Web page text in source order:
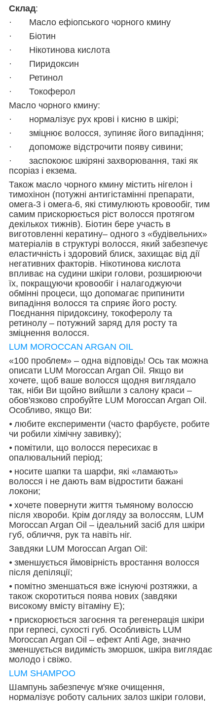
Склад:
· Масло ефіопського чорного кмину
· Біотин
· Нікотинова кислота
· Пиридоксин
· Ретинол
· Токоферол
Масло чорного кмину:
· нормалізує рух крові і кисню в шкірі;
· зміцнює волосся, зупиняє його випадіння;
· допоможе відстрочити появу сивини;
· заспокоює шкіряні захворювання, такі як
псоріаз і екзема.
Також масло чорного кмину містить нігелон і
тимохінон (потужні антигістамінні препарати,
омега-3 і омега-6, які стимулюють кровообіг, тим
самим прискорюється ріст волосся протягом
декількох тижнів). Біотин бере участь в
виготовленні кератину– одного з «будівельних»
матеріалів в структурі волосся, який забезпечує
еластичність і здоровий блиск, захищає від дії
негативних факторів. Нікотинова кислота
впливає на судини шкіри голови, розширюючи
їх, покращуючи кровообіг і налагоджуючи
обмінні процеси, що допомагає припинити
випадіння волосся та сприяє його росту.
Поєднання піридоксину, токоферолу та
ретинолу – потужний заряд для росту та
зміцнення волосся.
LUM MOROCCAN ARGAN OIL
«100 проблем» – одна відповідь! Ось так можна
описати LUM Moroccan Argan Oil. Якщо ви
хочете, щоб ваше волосся щодня виглядало
так, ніби Ви щойно вийшли з салону краси –
обов'язково спробуйте LUM Moroccan Argan Oil.
Особливо, якщо Ви:
⦁ любите експерименти (часто фарбуєте, робите
чи робили хімічну завивку);
⦁ помітили, що волосся пересихає в
опалювальний період;
⦁ носите шапки та шарфи, які «ламають»
волосся і не дають вам відростити бажані
локони;
⦁ хочете повернути життя тьмяному волоссю
після хвороби. Крім догляду за волоссям, LUM
Moroccan Argan Oil – ідеальний засіб для шкіри
губ, обличчя, рук та навіть ніг.
Завдяки LUM Moroccan Argan Oil:
⦁ зменшується ймовірність вростання волосся
після депіляції;
⦁ помітно зменшаться вже існуючі розтяжки, а
також скоротиться поява нових (завдяки
високому вмісту вітаміну Е);
⦁ прискорюється загоєння та регенерація шкіри
при герпесі, сухості губ. Особливість LUM
Moroccan Argan Oil – ефект Anti Age, значно
зменшується видимість зморшок, шкіра виглядає
молодо і свіжо.
LUM SHAMPOO
Шампунь забезпечує м'яке очищення,
нормалізує роботу сальних залоз шкіри голови,